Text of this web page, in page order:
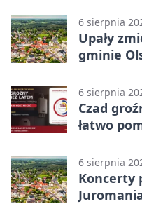
6 sierpnia
Upały
gminie
6 sierpnia
Czad
łatwo
6 sierpnia
Koncerty